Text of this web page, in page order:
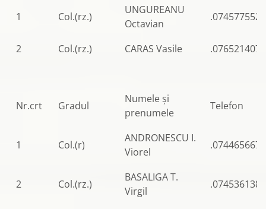
1 Col.(rz.)
UNGUREANU
Octavian
.0745775522
2 Col.(rz.) CARAS Vasile .0765214077
Nr.crt Gradul
Numele şi
prenumele
Telefon
1 Col.(r)
ANDRONESCU I.
Viorel
.0744656677
2 Col.(rz.)
BASALIGA T.
Virgil
.0745361381